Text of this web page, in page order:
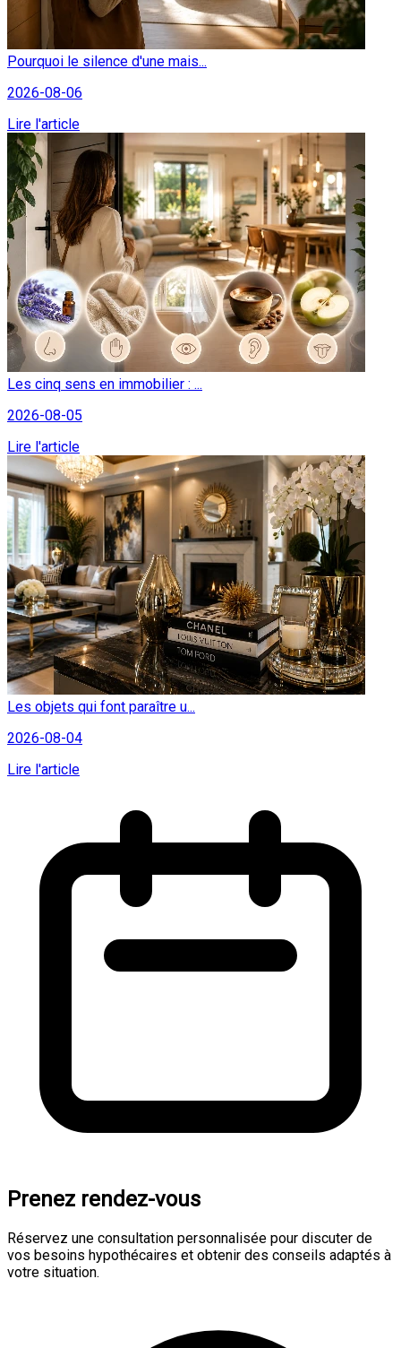
Pourquoi le silence d'une mais...
2026-08-06
Lire l'article
Les cinq sens en immobilier : ...
2026-08-05
Lire l'article
Les objets qui font paraître u...
2026-08-04
Lire l'article
Prenez rendez-vous
Réservez une consultation personnalisée pour discuter de
vos besoins hypothécaires et obtenir des conseils adaptés à
votre situation.